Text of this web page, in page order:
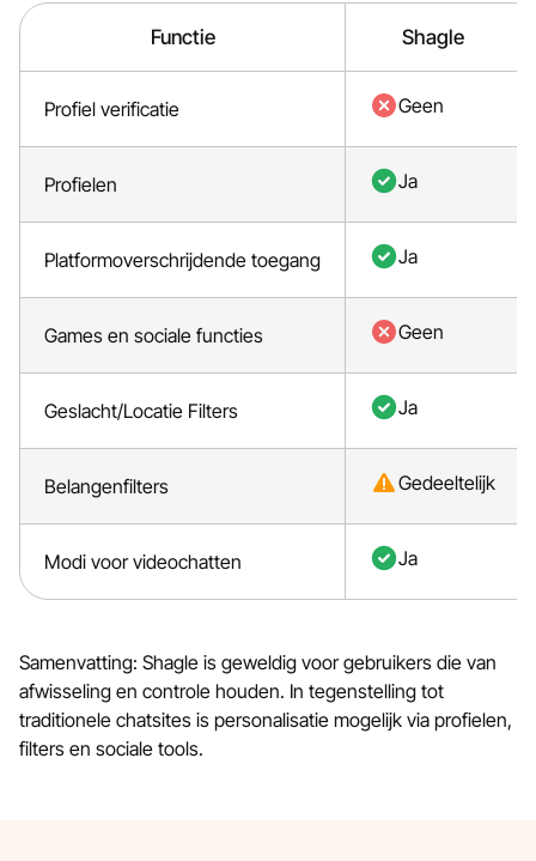
Functie Shagle
Profiel verificatie Geen
Profielen Ja
Platformoverschrijdende toegang Ja
Games en sociale functies Geen
Geslacht/Locatie Filters Ja
Belangenfilters Gedeeltelijk
Modi voor videochatten Ja
Samenvatting: Shagle is geweldig voor gebruikers die van
afwisseling en controle houden. In tegenstelling tot
traditionele chatsites is personalisatie mogelijk via profielen,
filters en sociale tools.